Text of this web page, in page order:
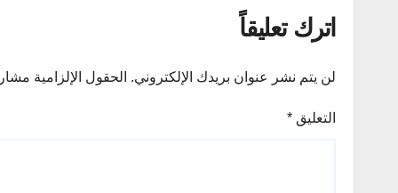
اترك تعليقاً
لن يتم نشر عنوان بريدك الإلكتروني. الحقول الإلزامية مشار
التعليق *